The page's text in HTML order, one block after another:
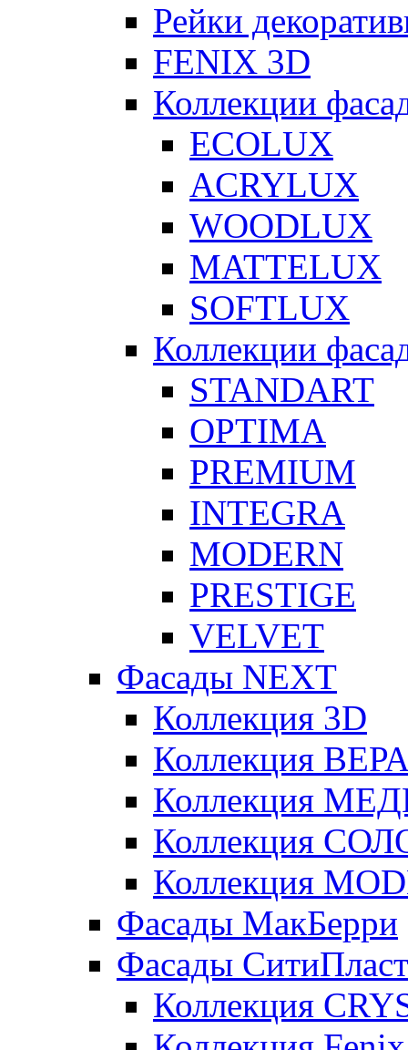
Рейки
FENIX 3D
Коллекции
ECOLUX
ACRYLUX
WOODLUX
MATTELUX
SOFTLUX
Коллекции
STANDART
OPTIMA
PREMIUM
INTEGRA
MODERN
PRESTIGE
VELVET
Фасады NEXT
Коллекция 3D
Коллекция
Коллекция
Коллекция
Коллекция
Фасады МакБерри
Фасады СитиПласт
Коллекция